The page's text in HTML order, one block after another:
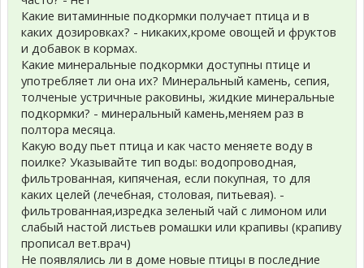
Какие витаминные подкормки получает птица и в
каких дозировках? - никаких,кроме овощей и фруктов
и добавок в кормах.
Какие минеральные подкормки доступны птице и
употребляет ли она их? Минеральный камень, сепия,
толченые устричные раковины, жидкие минеральные
подкормки? - минеральный камень,меняем раз в
полтора месяца.
Какую воду пьет птица и как часто меняете воду в
поилке? Указывайте тип воды: водопроводная,
фильтрованная, кипяченая, если покупная, то для
каких целей (лечебная, столовая, питьевая). -
фильтрованная,изредка зеленый чай с лимоном или
слабый настой листьев ромашки или крапивы (крапиву
прописал вет.врач)
Не появлялись ли в доме новые птицы в последние